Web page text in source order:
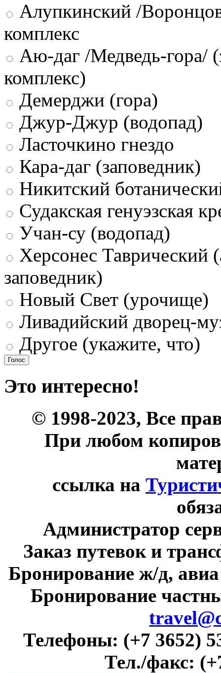
Алупкинский /
комплекс
Аю-даг /Медведь-гора/
комплекс)
Демерджи (гора)
Джур-Джур (водопад)
Ласточкино гнездо
Кара-даг (заповедник)
Никитский
Судакская генуэзская
Учан-су (водопад)
Херсонес Таврический
заповедник)
Новый Свет (урочище)
Ливадийский дворец-
Другое (укажите, что)
Это интересно!
© 1998-2023, Все
При любом
ссылка на
Администратор
Заказ путевок и
Бронирование ж/д,
Бронирование
Телефоны: (+7 3652)
Тел./факс: